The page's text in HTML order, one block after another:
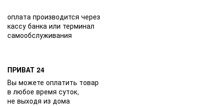
оплата производится через
кассу банка или терминал
самообслуживания
ПРИВАТ 24
Вы можете оплатить товар
в любое время суток,
не выходя из дома